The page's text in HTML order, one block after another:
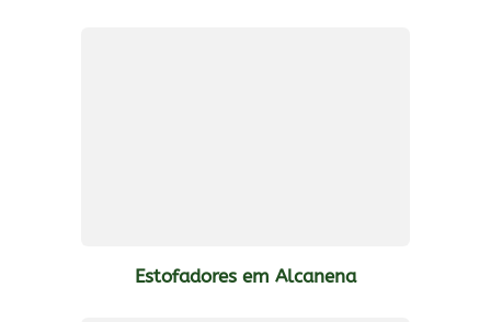
Estofadores em Alcanena